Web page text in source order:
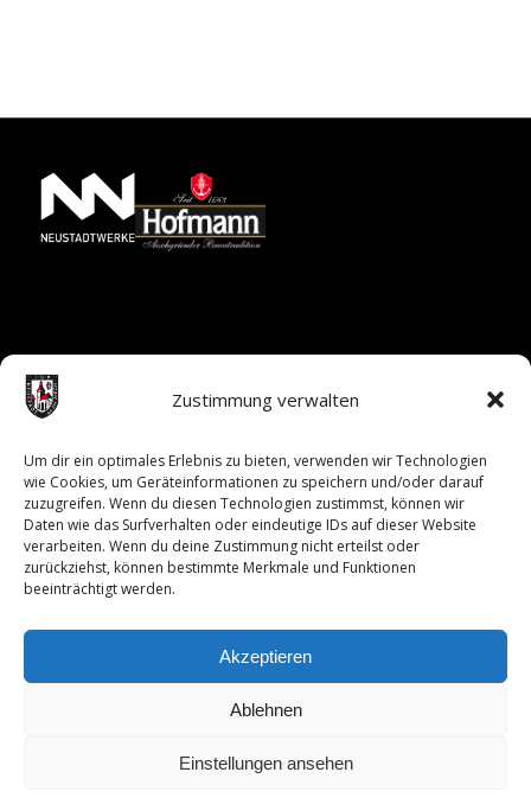
Zustimmung verwalten
Um dir ein optimales Erlebnis zu bieten, verwenden wir Technologien
wie Cookies, um Geräteinformationen zu speichern und/oder darauf
zuzugreifen. Wenn du diesen Technologien zustimmst, können wir
Daten wie das Surfverhalten oder eindeutige IDs auf dieser Website
verarbeiten. Wenn du deine Zustimmung nicht erteilst oder
zurückziehst, können bestimmte Merkmale und Funktionen
beeinträchtigt werden.
Akzeptieren
Ablehnen
Einstellungen ansehen
© 2017 Copyright - TSV Neustadt Aisch | designed by neapptrix gmbh
von Cookies zu.